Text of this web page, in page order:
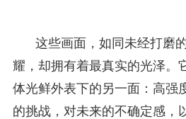
这些画面，如同未经打磨
耀，却拥有着最真实的光泽。
体光鲜外表下的另一面：高强
的挑战，对未来的不确定感，